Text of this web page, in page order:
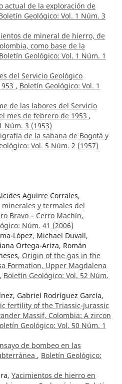
actual de la exploración de
Geológico: Vol. 1 Núm. 3
de mineral de hierro, de
como base de la
Boletín Geológico: Vol. 1 Núm. 1
del Servicio Geológico
, Boletín Geológico: Vol. 1
de las labores del Servicio
mes de febrero de 1953 ,
Núm. 3 (1953)
de la sabana de Bogotá y
Vol. 5 Núm. 2 (1957)
Aguirre Corrales,
y termales del
Bravo – Cerro Machín,
Núm. 41 (2006)
López, Michael Duvall,
Ortega-Ariza, Román
Origin of the gas in the
Formation, Upper Magdalena
, Boletín Geológico: Vol. 52 Núm.
Gabriel Rodríguez García,
fertility of the Triassic-Jurassic
Massif, Colombia: A zircon
Geológico: Vol. 50 Núm. 1
de bombeo en las
, Boletín Geológico:
Yacimientos de hierro en